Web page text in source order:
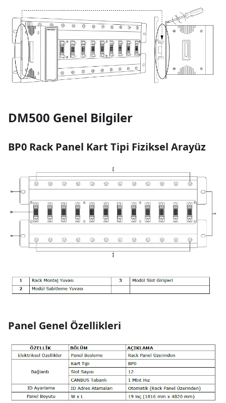
DM500 Genel Bilgiler
BP0 Rack Panel Kart Tipi Fiziksel Arayüz
Panel Genel Özellikleri